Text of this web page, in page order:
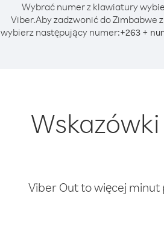
Wybrać numer z klawiatury
Viber.Aby zadzwonić do Zimbabwe
wybierz następujący numer:+263+
Viber Out to więcej minut